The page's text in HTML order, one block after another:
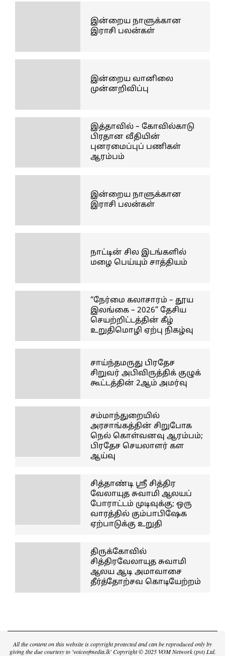
இன்றைய நாளுக்கான
இராசி பலன்கள்
இன்றைய வானிலை
முன்னறிவிப்பு
இத்தாவில் – கோவில்காடு
பிரதான வீதியின்
புனரமைப்புப் பணிகள்
ஆரம்பம்
இன்றைய நாளுக்கான
இராசி பலன்கள்
நாட்டின் சில இடங்களில்
மழை பெய்யும் சாத்தியம்
“நேர்மை கலாசாரம் – தூய
இலங்கை – 2026” தேசிய
செயற்றிட்டத்தின் கீழ்
உறுதிமொழி ஏற்பு நிகழ்வு
சாய்ந்தமருது பிரதேச
சிறுவர் அபிவிருத்திக் குழுக்
கூட்டத்தின் 2ஆம் அமர்வு
சம்மாந்துறையில்
அரசாங்கத்தின் சிறுபோக
நெல் கொள்வனவு ஆரம்பம்;
பிரதேச செயலாளர் கள
ஆய்வு
சித்தாண்டி ஸ்ரீ சித்திர
வேலாயுத சுவாமி ஆலயப்
போராட்டம் முடிவுக்கு; ஒரு
வாரத்தில் கும்பாபிஷேக
ஏற்பாடுக்கு உறுதி
திருக்கோவில்
சித்திரவேலாயுத சுவாமி
ஆலய ஆடி அமாவாசை
தீர்த்தோற்சவ கொடியேற்றம்
All the content on this website is copyright protected and can be reproduced only by
giving the due courtesy to 'voiceofmedia.lk' Copyright © 2025 VOM Network (pvt) Ltd.